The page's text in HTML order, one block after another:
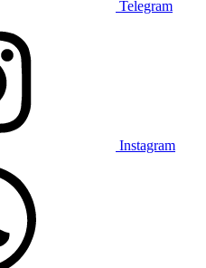
Telegram
Instagram